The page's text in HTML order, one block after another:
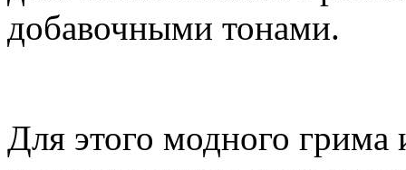
добавочными тонами.
Для этого модного грима